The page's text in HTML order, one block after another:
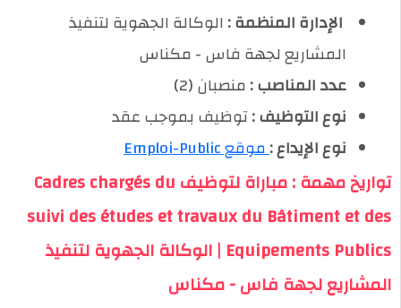
️ الإدارة المنظمة :الوكالة الجهوية لتنفيذ
المشاريع لجهة فاس - مكناس
عدد المناصب :منصبان (2)
نوع التوظيف :توظيف بموجب عقد
نوع الإيداع :موقع Emploi-Public
تواريخ مهمة : مباراة لتوظيف Cadres chargés du
suivi des études et travaux du Bâtiment et des
Equipements Publics | الوكالة الجهوية لتنفيذ
المشاريع لجهة فاس - مكناس